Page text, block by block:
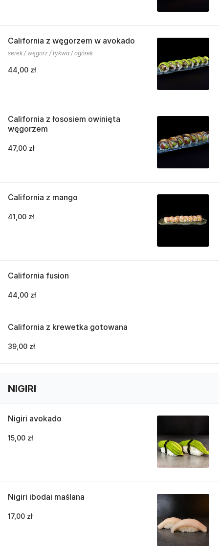
California z węgorzem w avokado
serek / węgorz / tykwa / ogórek
44,00 zł
California z łososiem owinięta
węgorzem
47,00 zł
California z mango
41,00 zł
California fusion
44,00 zł
California z krewetka gotowana
39,00 zł
NIGIRI
Nigiri avokado
15,00 zł
Nigiri ibodai maślana
17,00 zł